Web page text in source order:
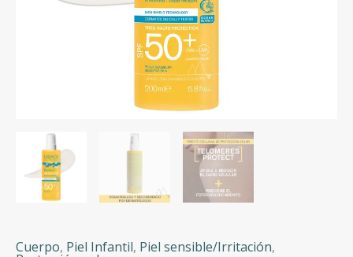
Cuerpo, Piel Infantil, Piel sensible/Irritación,